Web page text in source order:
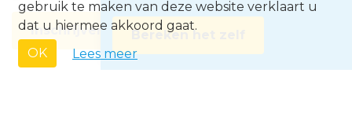
Bereken het zelf
Inschrijven
gebruik te maken van deze website verklaart u
dat u hiermee akkoord gaat.
OK
Lees meer